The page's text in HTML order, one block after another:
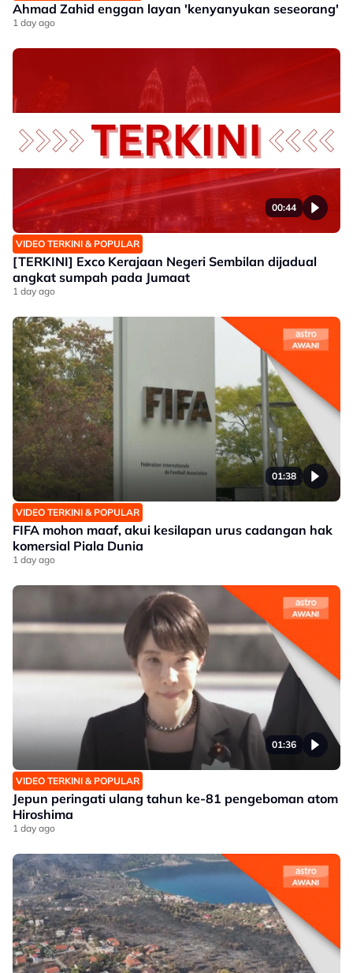
Ahmad Zahid enggan layan 'kenyanyukan seseorang'
1 day ago
00:44
VIDEO TERKINI & POPULAR
[TERKINI] Exco Kerajaan Negeri Sembilan dijadual
angkat sumpah pada Jumaat
1 day ago
01:38
VIDEO TERKINI & POPULAR
FIFA mohon maaf, akui kesilapan urus cadangan hak
komersial Piala Dunia
1 day ago
01:36
VIDEO TERKINI & POPULAR
Jepun peringati ulang tahun ke-81 pengeboman atom
Hiroshima
1 day ago